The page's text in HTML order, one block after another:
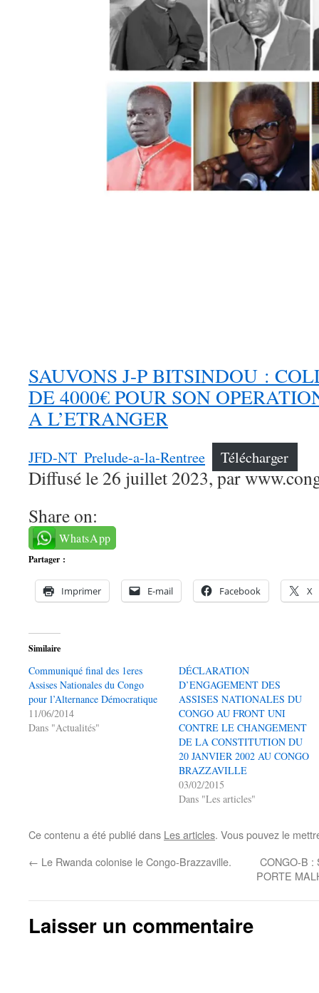
SAUVONS J-P BITSINDOU :
DE 4000€ POUR SON
A L’ETRANGER
JFD-NT_Prelude-a-la-Rentree Télécharger
Diffusé le 26 juillet 2023, par
Share on:
WhatsApp
Partager :
Imprimer E-mail Facebook X
Similaire
Communiqué final des 1eres
Assises Nationales du Congo
pour l’Alternance Démocratique
11/06/2014
Dans "Actualités"
DÉCLARATION
D’ENGAGEMENT DES
ASSISES NATIONALES DU
CONGO AU FRONT UNI
CONTRE LE CHANGEMENT
DE LA CONSTITUTION DU
20 JANVIER 2002 AU CONGO
BRAZZAVILLE
03/02/2015
Dans "Les articles"
Ce contenu a été publié dans Les articles. Vous pouvez le
← Le Rwanda colonise le Congo-Brazzaville.
CONGO-B :
PORTE
Laisser un commentaire